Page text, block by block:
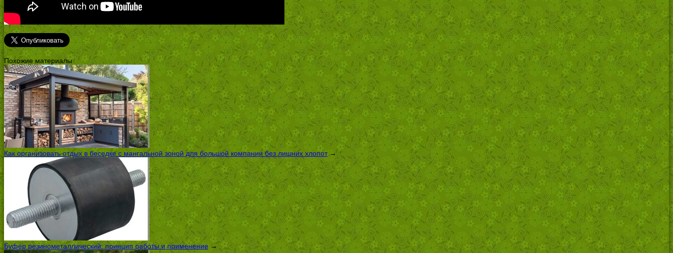
Похожие материалы
Как организовать отдых в беседке с мангальной зоной для большой компании без лишних хлопот→
Буфер резинометаллический: принцип работы и применение →